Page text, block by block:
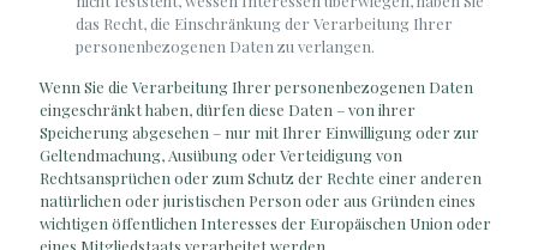
das Recht, die Einschränkung der Verarbeitung Ihrer
personenbezogenen Daten zu verlangen.
Wenn Sie die Verarbeitung Ihrer personenbezogenen Daten
eingeschränkt haben, dürfen diese Daten – von ihrer
Speicherung abgesehen – nur mit Ihrer Einwilligung oder zur
Geltendmachung, Ausübung oder Verteidigung von
Rechtsansprüchen oder zum Schutz der Rechte einer anderen
natürlichen oder juristischen Person oder aus Gründen eines
wichtigen öffentlichen Interesses der Europäischen Union oder
eines Mitgliedstaats verarbeitet werden.